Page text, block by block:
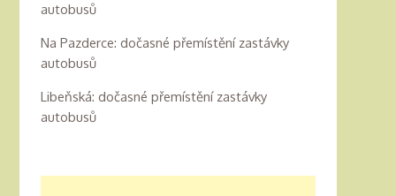
autobusů
Na Pazderce: dočasné přemístění zastávky
autobusů
Libeňská: dočasné přemístění zastávky
autobusů